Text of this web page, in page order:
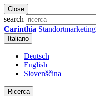
Close
search
Carinthia Standortmarketing
Italiano
Deutsch
English
Slovenščina
Ricerca